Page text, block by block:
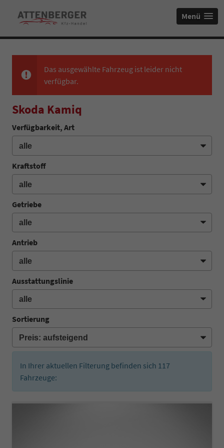
Menü
Das ausgewählte Fahrzeug ist leider nicht
verfügbar.
Skoda Kamiq
Verfügbarkeit, Art
Kraftstoff
Getriebe
Antrieb
Ausstattungslinie
Sortierung
In Ihrer aktuellen Filterung befinden sich 117
Fahrzeuge: